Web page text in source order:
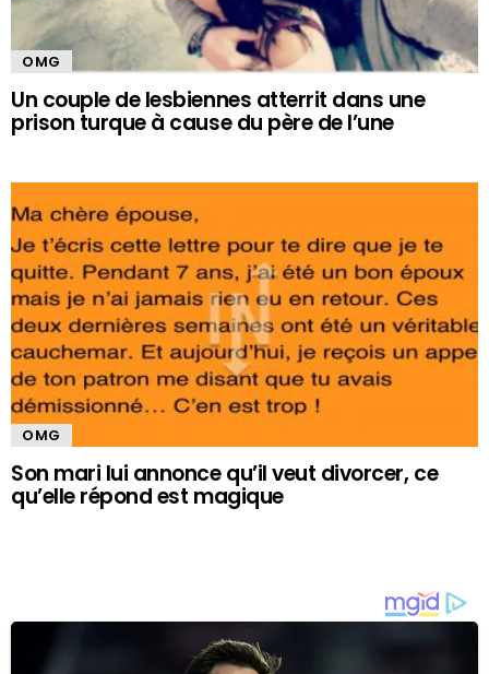
OMG
Un couple de lesbiennes atterrit dans une
prison turque à cause du père de l’une
OMG
Son mari lui annonce qu’il veut divorcer, ce
qu’elle répond est magique